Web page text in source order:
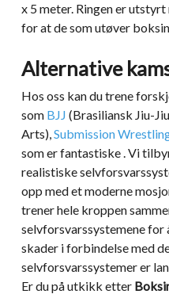
x 5 meter. Ringen er
for at de som utøver
Alternative
Hos oss kan du trene
som BJJ (Brasiliansk Jiu-
Arts),Submission
som er fantastiske . Vi
realistiske
opp med et moderne
trener hele kroppen
selvforsvarssystemene for
skader i forbindelse med
selvforsvarssystemer er
Er du på utkikk etter